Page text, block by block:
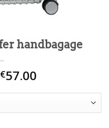
handbagage
€57.00